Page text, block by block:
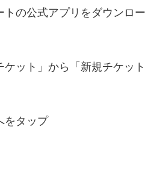
の公式アプリをダウンロー
ット」から「新規チケット
をタップ